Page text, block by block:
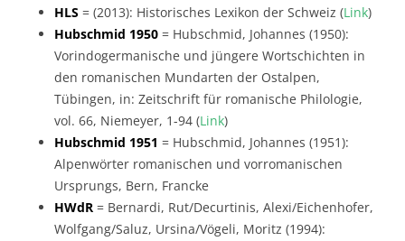
HLS = (2013): Historisches Lexikon der Schweiz (Link)
Hubschmid 1950 = Hubschmid, Johannes (1950):
Vorindogermanische und jüngere Wort­schichten in
den romanischen Mundarten der Ostalpen,
Tübingen, in: Zeitschrift für romanische Philologie,
vol. 66, Niemeyer, 1-94 (Link)
Hubschmid 1951 = Hubschmid, Johannes (1951):
Alpenwörter romanischen und vorromanischen
Ursprungs, Bern, Francke
HWdR = Bernardi, Rut/Decurtinis, Alexi/Eichenhofer,
Wolfgang/Saluz, Ursina/Vögeli, Moritz (1994):